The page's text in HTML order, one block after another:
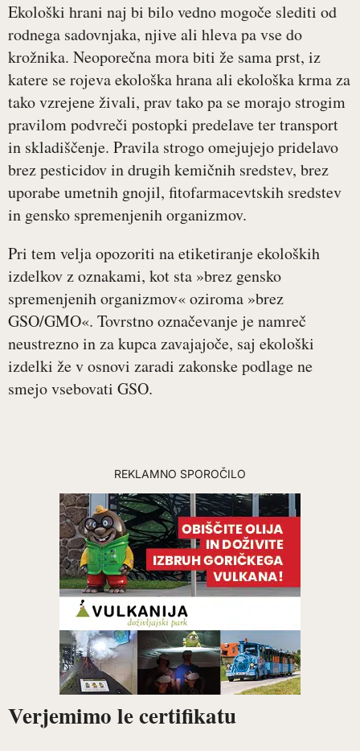
Ekološki hrani naj bi bilo vedno mogoče slediti od
rodnega sadovnjaka, njive ali hleva pa vse do
krožnika. Neoporečna mora biti že sama prst, iz
katere se rojeva ekološka hrana ali ekološka krma za
tako vzrejene živali, prav tako pa se morajo strogim
pravilom podvreči postopki predelave ter transport
in skladiščenje. Pravila strogo omejujejo pridelavo
brez pesticidov in drugih kemičnih sredstev, brez
uporabe umetnih gnojil, fitofarmacevtskih sredstev
in gensko spremenjenih organizmov.
Pri tem velja opozoriti na etiketiranje ekoloških
izdelkov z oznakami, kot sta »brez gensko
spremenjenih organizmov« oziroma »brez
GSO/GMO«. Tovrstno označevanje je namreč
neustrezno in za kupca zavajajoče, saj ekološki
izdelki že v osnovi zaradi zakonske podlage ne
smejo vsebovati GSO.
REKLAMNO SPOROČILO
Verjemimo le certifikatu